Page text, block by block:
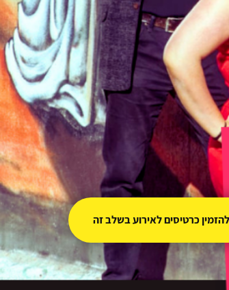
כרטיסים לאירוע בשלב זה